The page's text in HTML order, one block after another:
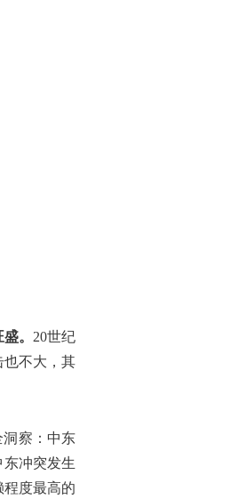
。 20世纪
也不大，其
洞察：中东
东冲突发生
度最高的